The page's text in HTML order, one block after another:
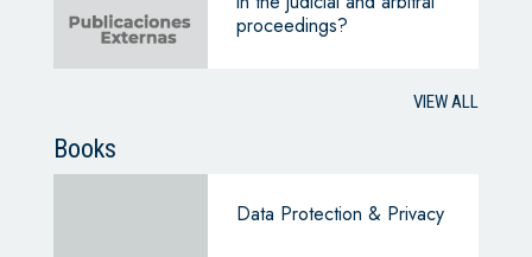
proceedings?
VIEW ALL
Books
Data Protection & Privacy